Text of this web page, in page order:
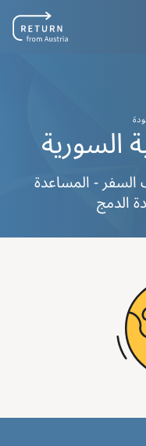
السورية
السفر - المساعدة
الدمج